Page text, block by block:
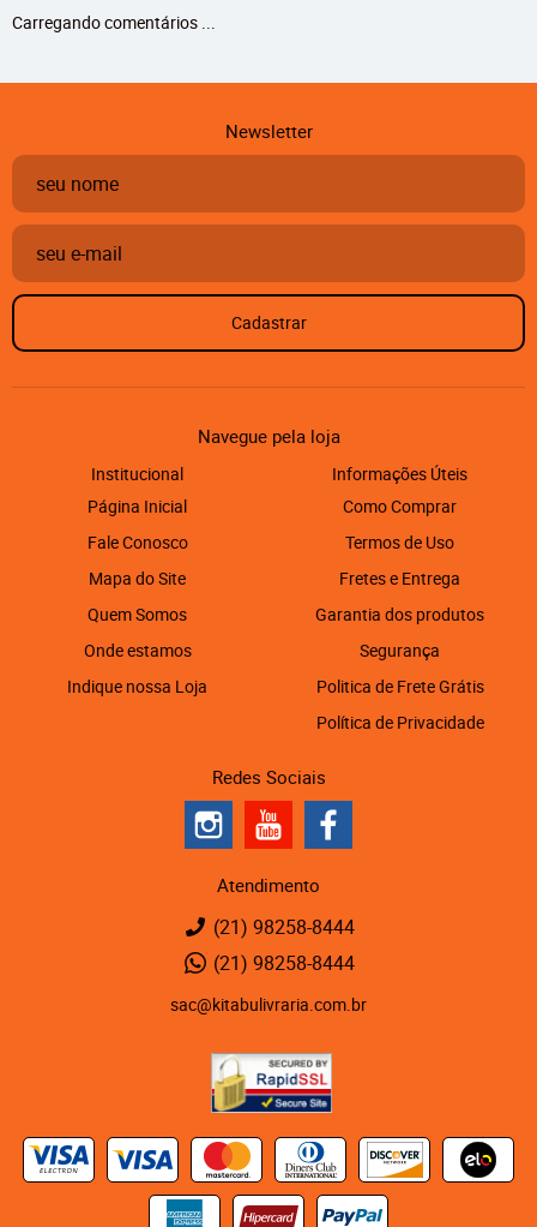
Carregando comentários ...
Newsletter
Cadastrar
Navegue pela loja
Institucional
Página Inicial
Fale Conosco
Mapa do Site
Quem Somos
Onde estamos
Indique nossa Loja
Informações Úteis
Como Comprar
Termos de Uso
Fretes e Entrega
Garantia dos produtos
Segurança
Politica de Frete Grátis
Política de Privacidade
Redes Sociais
Atendimento
(21) 98258-8444
(21) 98258-8444
sac@kitabulivraria.com.br